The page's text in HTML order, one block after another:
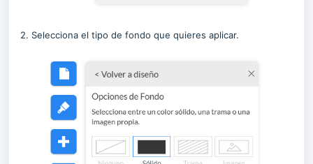
2. Selecciona el tipo de fondo que quieres aplicar.